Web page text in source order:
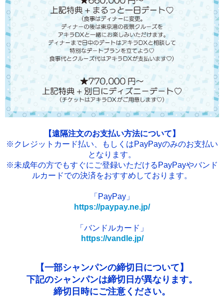
【遠隔注文のお支払い方法について】
※クレジットカード払い、もしくはPayPayのみのお支払い
となります。
※未成年の方でもすぐにご登録いただけるPayPayやバンド
ルカードでの決済をおすすめしております。
「PayPay」
https://paypay.ne.jp/
「バンドルカード」
https://vandle.jp/
【一部シャンパンの締切日について】
下記のシャンパンは締切日が異なります。
締切日時にご注意ください。